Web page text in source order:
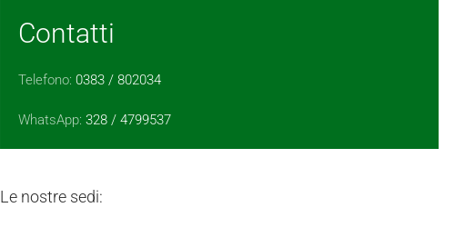
Contatti
Telefono:0383 / 802034
WhatsApp: 328 / 4799537
Le nostre sedi: